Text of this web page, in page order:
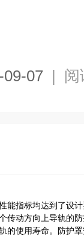
09-07 | 阅
指标均达到了设计
传动方向上导轨的
的使用寿命。防护